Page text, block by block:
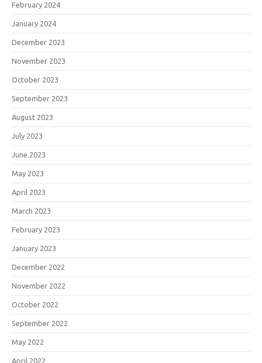
February 2024
January 2024
December 2023
November 2023
October 2023
September 2023
August 2023
July 2023
June 2023
May 2023
April 2023
March 2023
February 2023
January 2023
December 2022
November 2022
October 2022
September 2022
May 2022
April 2022